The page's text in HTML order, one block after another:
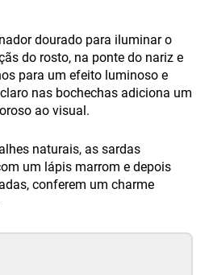
dourado para iluminar o
do rosto, na ponte do nariz e
para um efeito luminoso e
nas bochechas adiciona um
ao visual.
naturais, as sardas
um lápis marrom e depois
conferem um charme